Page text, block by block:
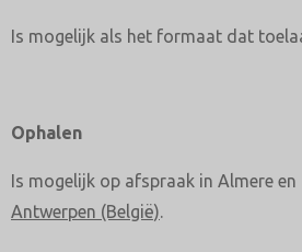
Is mogelijk als het formaat dat
Ophalen
Is mogelijk op afspraak in Almere en
Antwerpen (België).